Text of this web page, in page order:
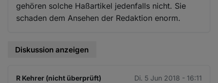
gehören solche Haßartikel jedenfalls nicht. Sie
schaden dem Ansehen der Redaktion enorm.
Diskussion anzeigen
R Kehrer (nicht überprüft) Di. 5 Jun 2018 - 16:11